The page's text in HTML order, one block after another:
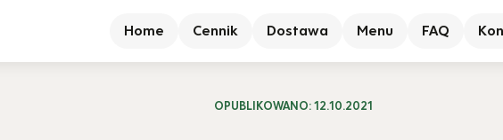
Home Cennik Dostawa Menu FAQ
OPUBLIKOWANO:12.10.2021